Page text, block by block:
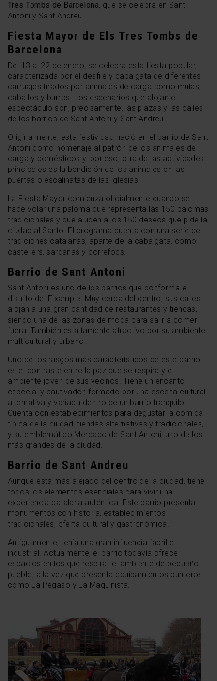
Tres Tombs de Barcelona, ​​que se celebra en Sant
Antoni y Sant Andreu.
Fiesta Mayor de Els Tres Tombs de
Barcelona
Del 13 al 22 de enero, se celebra esta fiesta popular,
caracterizada por el desfile y cabalgata de diferentes
carruajes tirados por animales de carga como mulas,
caballos y burros. Los escenarios que alojan el
espectáculo son, precisamente, las plazas y las calles
de los barrios de Sant Antoni y Sant Andreu.
Originalmente, esta festividad nació en el barrio de Sant
Antoni como homenaje al patrón de los animales de
carga y domésticos y, por eso, otra de las actividades
principales es la bendición de los animales en las
puertas o escalinatas de las iglesias.
La Fiesta Mayor comienza oficialmente cuando se
hace volar una paloma que representa las 150 palomas
tradicionales y que aluden a los 150 deseos que pide la
ciudad al Santo. El programa cuenta con una serie de
tradiciones catalanas, aparte de la cabalgata, como
castellers, sardanas y correfocs.
Barrio de Sant Antoni
Sant Antoni es uno de los barrios que conforma el
distrito del Eixample. Muy cerca del centro, sus calles
alojan a una gran cantidad de restaurantes y tiendas,
siendo una de las zonas de moda para salir a comer
fuera. También es altamente atractivo por su ambiente
multicultural y urbano.
Uno de los rasgos más característicos de este barrio
es el contraste entre la paz que se respira y el
ambiente joven de sus vecinos. Tiene un encanto
especial y cautivador, formado por una escena cultural
alternativa y variada dentro de un barrio tranquilo.
Cuenta con establecimientos para degustar la comida
típica de la ciudad, tiendas alternativas y tradicionales,
y su emblemático Mercado de Sant Antoni, uno de los
más grandes de la ciudad.
Barrio de Sant Andreu
Aunque está más alejado del centro de la ciudad, tiene
todos los elementos esenciales para vivir una
experiencia catalana auténtica. Este barrio presenta
monumentos con historia, establecimientos
tradicionales, oferta cultural y gastronómica.
Antiguamente, tenía una gran influencia fabril e
industrial. Actualmente, el barrio todavía ofrece
espacios en los que respirar el ambiente de pequeño
pueblo, a la vez que presenta equipamientos punteros
como La Pegaso y La Maquinista.